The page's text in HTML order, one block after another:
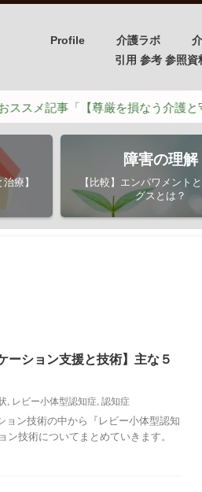
Profile 介護ラボ
引用 参考 参照
事「【尊厳を損なう介護と守るた
療】
障害の理解
【比較】エンパワメント
グスとは？
ーション支援と技術】主な５
, レビー小体型認知症, 認知症
ン技術の中から『レビー小体型認知
技術についてまとめていきます。